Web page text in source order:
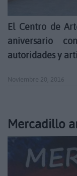
El Centro de
aniversario
autoridades y
Noviembre 20, 2016
Mercadillo